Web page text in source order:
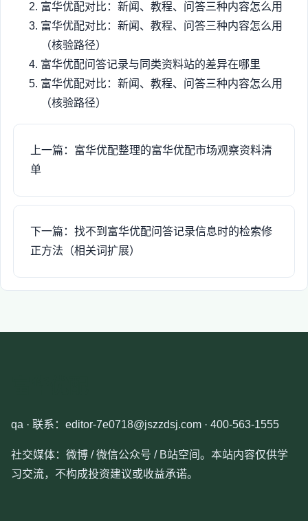
富华优配对比：新闻、教程、问答三种内容怎么用
富华优配对比：新闻、教程、问答三种内容怎么用
（核验路径）
富华优配问答记录与同类资料站的差异在哪里
富华优配对比：新闻、教程、问答三种内容怎么用
（核验路径）
上一篇：富华优配整理的富华优配市场观察资料清
单
下一篇：找不到富华优配问答记录信息时的检索修
正方法（相关词扩展）
qa · 联系：editor-7e0718@jszzdsj.com · 400-563-1555
社交媒体：微博 / 微信公众号 / B站空间。本站内容仅供学
习交流，不构成投资建议或收益承诺。